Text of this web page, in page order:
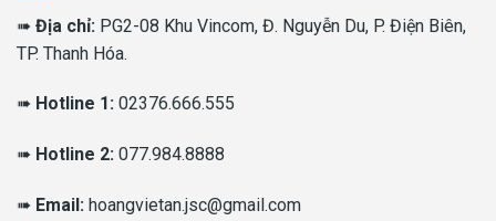
➠ Địa chỉ: PG2-08 Khu Vincom, Đ. Nguyễn Du, P. Điện Biên,
TP. Thanh Hóa.
➠ Hotline 1: 02376.666.555
➠ Hotline 2: 077.984.8888
➠ Email: hoangvietan.jsc@gmail.com